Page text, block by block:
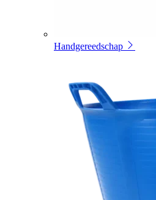
Handgereedschap